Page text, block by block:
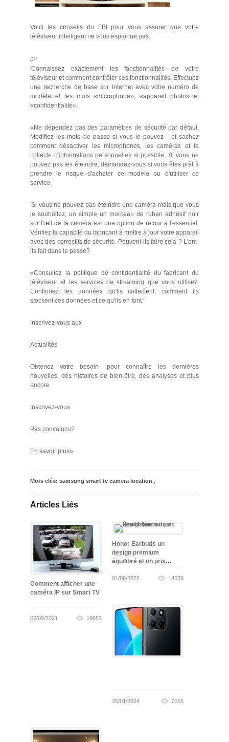
Voici les conseils du FBI pour vous assurer que votre
téléviseur intelligent ne vous espionne pas.
p>
'Connaissez exactement les fonctionnalités de votre
téléviseur et comment contrôler ces fonctionnalités. Effectuez
une recherche de base sur Internet avec votre numéro de
modèle et les mots «microphone», «appareil photo» et
«confidentialité».
«Ne dépendez pas des paramètres de sécurité par défaut.
Modifiez les mots de passe si vous le pouvez - et sachez
comment désactiver les microphones, les caméras et la
collecte d'informations personnelles si possible. Si vous ne
pouvez pas les éteindre, demandez-vous si vous êtes prêt à
prendre le risque d'acheter ce modèle ou d'utiliser ce
service.
'Si vous ne pouvez pas éteindre une caméra mais que vous
le souhaitez, un simple un morceau de ruban adhésif noir
sur l'œil de la caméra est une option de retour à l'essentiel.
Vérifiez la capacité du fabricant à mettre à jour votre appareil
avec des correctifs de sécurité. Peuvent-ils faire cela ? L'ont-
ils fait dans le passé?
«Consultez la politique de confidentialité du fabricant du
téléviseur et les services de streaming que vous utilisez.
Confirmez les données qu'ils collectent, comment ils
stockent ces données et ce qu'ils en font.'
Inscrivez-vous aux
Actualités
Obtenez votre besoin- pour connaître les dernières
nouvelles, des histoires de bien-être, des analyses et plus
encore
Inscrivez-vous
Pas convaincu?
En savoir plus»
Mots clés: samsung smart tv camera location ,
Articles Liés
Comment afficher une
caméra IP sur Smart TV
02/09/2021 19682
Honor Earbuds un
design premium
équilibré et un prix
01/06/2022 14520
25/01/2024 7655